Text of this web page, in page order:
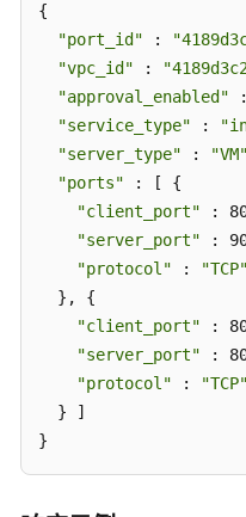
{
"port_id" :
"vpc_id" :
"approval_enabled"
"service_type" :
"server_type" : "VM"
"ports" : [ {
"client_port" :
"server_port" :
"protocol" :
"TCP"
  }, {
"client_port" :
"server_port" :
"protocol" :
"TCP"
  } ]
}